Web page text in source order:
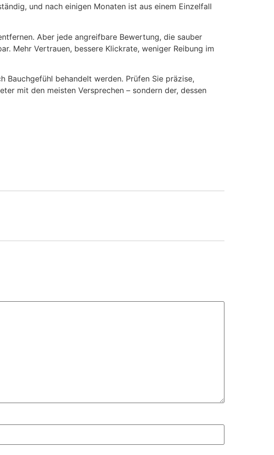
und nach einigen Monaten ist aus einem Einzelfall
Aber jede angreifbare Bewertung, die sauber
Mehr Vertrauen, bessere Klickrate, weniger Reibung im
behandelt werden. Prüfen Sie präzise,
mit den meisten Versprechen – sondern der, dessen